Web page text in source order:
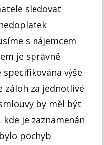
sledovat
s nájemcem
je správně
specifikována výše
záloh za jednotlivé
by měl být
, kde je zaznamenán
pochyb